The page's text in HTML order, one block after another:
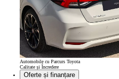
Automobile cu Parcurs Toyota
Calitate și Încredere
Oferte și finanțare